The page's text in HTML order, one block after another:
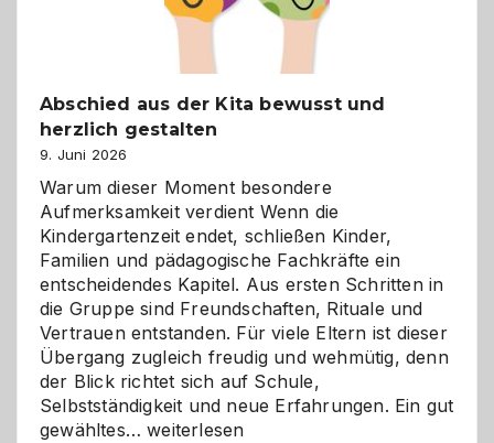
Abschied aus der Kita bewusst und
herzlich gestalten
9. Juni 2026
Warum dieser Moment besondere
Aufmerksamkeit verdient Wenn die
Kindergartenzeit endet, schließen Kinder,
Familien und pädagogische Fachkräfte ein
entscheidendes Kapitel. Aus ersten Schritten in
die Gruppe sind Freundschaften, Rituale und
Vertrauen entstanden. Für viele Eltern ist dieser
Übergang zugleich freudig und wehmütig, denn
der Blick richtet sich auf Schule,
Selbstständigkeit und neue Erfahrungen. Ein gut
gewähltes…Abschied
weiterlesen